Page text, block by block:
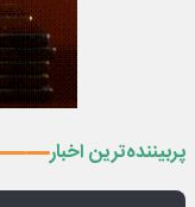
پربیننده‌ترین اخبار